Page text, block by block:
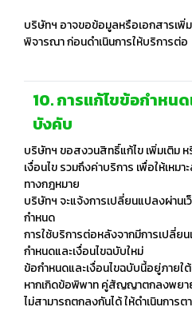
บริษัทฯ อาจขอข้อมูลหรือเอกสารเพิ่
พิจารณา ก่อนดำเนินการให้บริการต่อ
10. การแก้ไขข้อกำหน
บังคับ
บริษัทฯ ขอสงวนสิทธิ์แก้ไข เพิ่มเติม
เงื่อนไข รวมถึงค่าบริการ เพื่อให้เหม
ทางกฎหมาย
บริษัทฯ จะแจ้งการเปลี่ยนแปลงผ่าน
กำหนด
การใช้บริการต่อหลังจากมีการเปลี่
กำหนดและเงื่อนไขฉบับใหม่
ข้อกำหนดและเงื่อนไขฉบับนี้อยู่ภาย
หากเกิดข้อพิพาท คู่สัญญาตกลงพยา
ไม่สามารถตกลงกันได้ ให้ดำเนินการต